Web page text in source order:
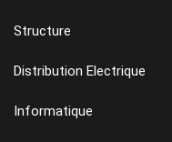
Structure
Distribution Electrique
Informatique